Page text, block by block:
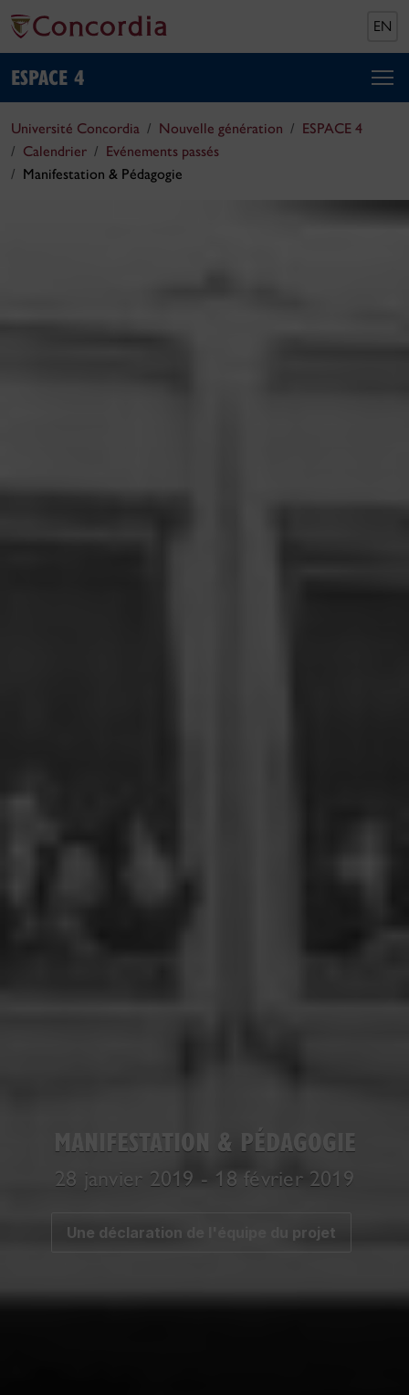
EN
ESPACE 4
Université Concordia Nouvelle génération
ESPACE 4
Calendrier
Evénements passés
Manifestation & Pédagogie
MANIFESTATION & PÉDAGOGIE
28 janvier 2019 - 18 février 2019
Une déclaration de l'équipe du projet